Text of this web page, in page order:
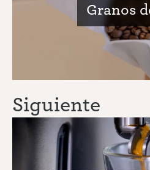
Granos
Siguiente